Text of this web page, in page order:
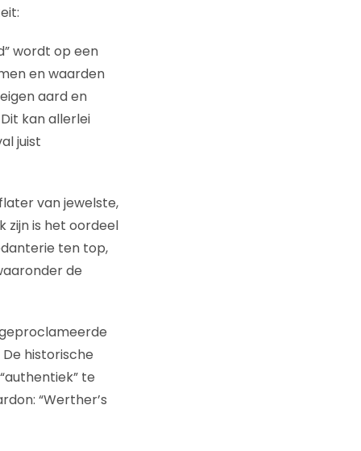
wordt op een
en waarden
aard en
kan allerlei
juist
van jewelste,
zijn is het oordeel
ten top,
de
historische
te
“Werther’s